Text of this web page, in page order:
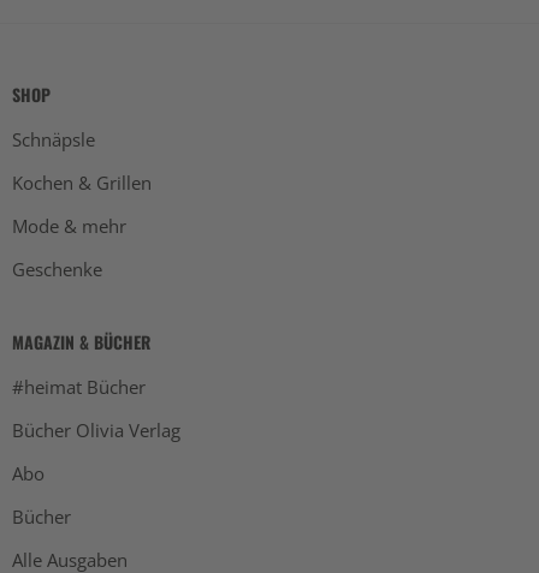
SHOP
Schnäpsle
Kochen & Grillen
Mode & mehr
Geschenke
MAGAZIN & BÜCHER
#heimat Bücher
Bücher Olivia Verlag
Abo
Bücher
Alle Ausgaben